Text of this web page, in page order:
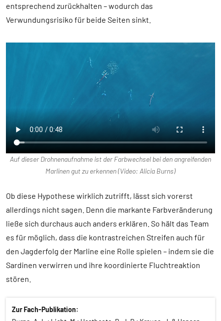
entsprechend zurückhalten – wodurch das
Verwundungsrisiko für beide Seiten sinkt.
Auf dieser Drohnenaufnahme ist der Farbwechsel bei den angreifenden
Marlinen gut zu erkennen (Video: Alicia Burns)
Ob diese Hypothese wirklich zutrifft, lässt sich vorerst
allerdings nicht sagen. Denn die markante Farbveränderung
ließe sich durchaus auch anders erklären. So hält das Team
es für möglich, dass die kontrastreichen Streifen auch für
den Jagderfolg der Marline eine Rolle spielen – indem sie die
Sardinen verwirren und ihre koordinierte Fluchtreaktion
stören.
Zur Fach-Publikation: